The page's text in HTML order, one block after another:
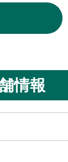
情報